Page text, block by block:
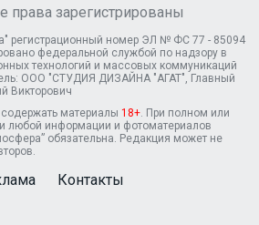
права зарегистрированы
регистрационный номер ЭЛ № ФС 77 - 85094
федеральной службой по надзору в
технологий и массовых коммуникаций
ООО "СТУДИЯ ДИЗАЙНА "АГАТ", Главный
Викторович
материалы 18+. При полном или
любой информации и фотоматериалов
обязательна. Редакция может не
Контакты